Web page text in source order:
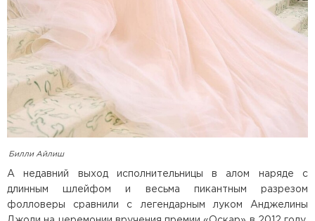
Билли Айлиш
А недавний выход исполнительницы в алом наряде с
длинным шлейфом и весьма пикантным разрезом
фолловеры сравнили с легендарным луком Анджелины